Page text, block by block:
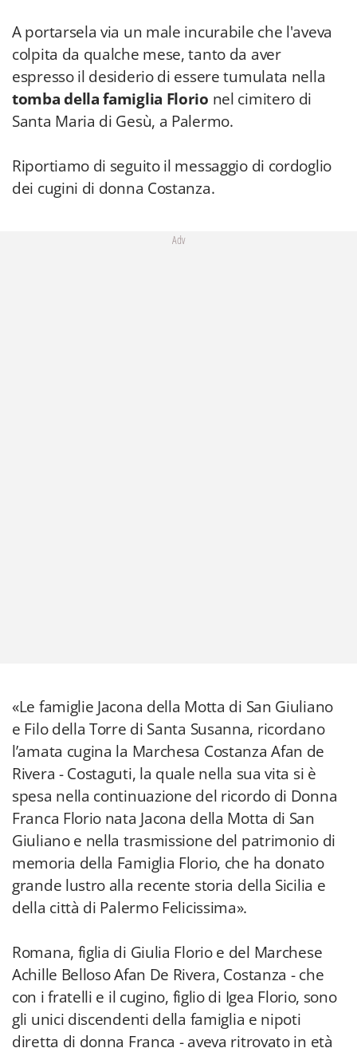
A portarsela via un male incurabile che l'aveva
colpita da qualche mese, tanto da aver
espresso il desiderio di essere tumulata nella
tomba della famiglia Florio nel cimitero di
Santa Maria di Gesù, a Palermo.
Riportiamo di seguito il messaggio di cordoglio
dei cugini di donna Costanza.
Adv
«Le famiglie Jacona della Motta di San Giuliano
e Filo della Torre di Santa Susanna, ricordano
l’amata cugina la Marchesa Costanza Afan de
Rivera - Costaguti, la quale nella sua vita si è
spesa nella continuazione del ricordo di Donna
Franca Florio nata Jacona della Motta di San
Giuliano e nella trasmissione del patrimonio di
memoria della Famiglia Florio, che ha donato
grande lustro alla recente storia della Sicilia e
della città di Palermo Felicissima».
Romana, figlia di Giulia Florio e del Marchese
Achille Belloso Afan De Rivera, Costanza - che
con i fratelli e il cugino, figlio di Igea Florio, sono
gli unici discendenti della famiglia e nipoti
diretta di donna Franca - aveva ritrovato in età